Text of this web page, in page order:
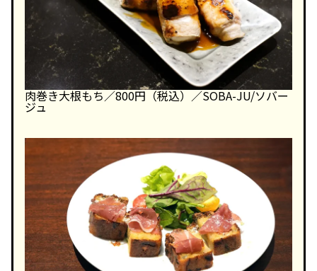
肉巻き大根もち／800円（税込）／SOBA-JU/ソバー
ジュ